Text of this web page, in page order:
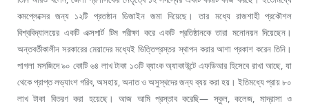
কমপ্লেক্সের জন্য ১২টি প্রতষ্ঠান ডিজাইন জমা দিয়েছে। তার মধ্যে রাজশাহী প্রকৌশল
বিশ্ববিদ্যালয়ের একটি এক্সপার্ট টিম পরীক্ষা করে একটি প্রতিষ্ঠানকে তারা মনোনয়ন দিয়েছেন।
অন্তবর্তীকালীন সরকারের মেয়াদের মধ্যেই ভিত্তিপ্রস্তর স্থাপন করার আশা প্রকাশ করেন তিনি।
পাগলা মসজিদে ৯০ কোটি ৬৪ লাখ টাকা ১৩টি ব্যাংক অ্যাকাউন্টে এফডিআর হিসেবে রাখা আছে, যা
থেকে প্রাপ্ত লভ্যাংশ গরিব, অসহায়, অনাত ও অসুস্থদের জন্য ব্যয় করা হয়। ইতিমধ্যে প্রায় ৮০
লাখ টাকা বিতরণ করা হয়েছে। আজ আমি প্রস্তাব করেছি— স্কুল, কলেজ, মাদ্রাসা ও